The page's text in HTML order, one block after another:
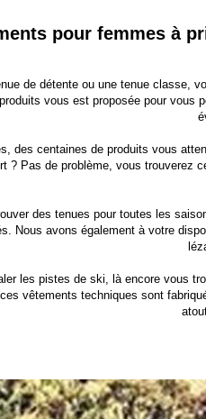
pour femmes à
de détente ou une tenue classe,
vous est proposée pour
des centaines de produits vous
? Pas de problème, vous trouverez
des tenues pour toutes les
. Nous avons également à votre
les pistes de ski, là encore vous
vêtements techniques sont